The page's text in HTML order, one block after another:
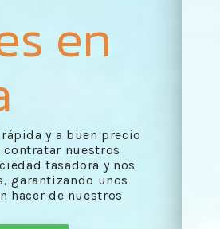
en
y a buen precio
contratar nuestros
tasadora y nos
garantizando unos
hacer de nuestros